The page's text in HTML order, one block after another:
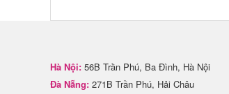
Hà Nội: 56B Trần Phú, Ba Đình, Hà Nội
Đà Nẵng: 271B Trần Phú, Hải Châu